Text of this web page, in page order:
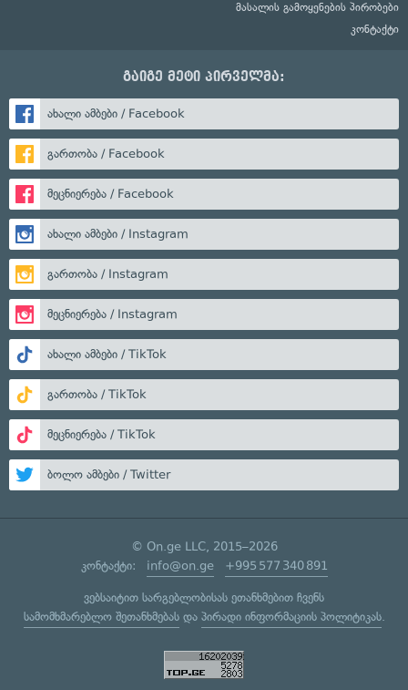
მასალის გამოყენების პირობები
კონტაქტი
გაიგე მეტი პირველმა:
ახალი ამბები / Facebook
გართობა / Facebook
მეცნიერება / Facebook
ახალი ამბები / Instagram
გართობა / Instagram
მეცნიერება / Instagram
ახალი ამბები / TikTok
გართობა / TikTok
მეცნიერება / TikTok
ბოლო ამბები / Twitter
© On.ge LLC, 2015–2026
კონტაქტი: info@on.ge +995 577 340 891
ვებსაიტით სარგებლობისას ეთანხმებით ჩვენს
სამომხმარებლო შეთანხმებასდა პირადი ინფორმაციის პოლიტიკას.